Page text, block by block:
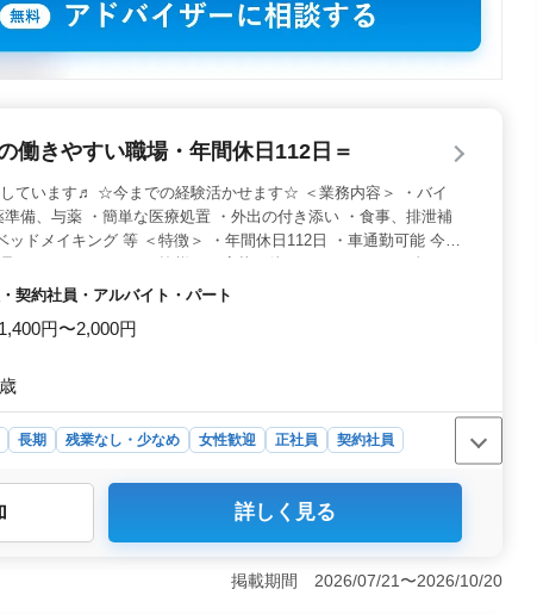
働きやすい職場・年間休日112日＝
ています♬ ☆今までの経験活かせます☆ ＜業務内容＞ ・バイ
準備、与薬 ・簡単な医療処置 ・外出の付き添い ・食事、排泄補
ッドメイキング 等 ＜特徴＞ ・年間休日112日 ・車通勤可能 今ま
承していきませんか？ 皆様のご応募お待ちしております☆彡
契約社員・アルバイト・パート
円〜2,000円
長期 残業なし・少なめ 女性歓迎 正社員
契約社員
業務募集＞ 兵庫県宝塚市での看護師募集です。夜勤なし
来診療や医療処置、入浴の介助など幅広い看護業務を担
詳しく見る
掲載期間 2026/07/21〜2026/10/20